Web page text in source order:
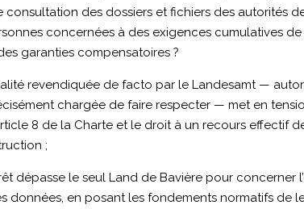
consultation des dossiers et fichiers des autorités
concernées à des exigences cumulatives
garanties compensatoires ?
revendiquée de facto par le Landesamt —
chargée de faire respecter — met en
8 de la Charte et le droit à un recours effectif
;
dépasse le seul Land de Bavière pour
données, en posant les fondements normatifs de